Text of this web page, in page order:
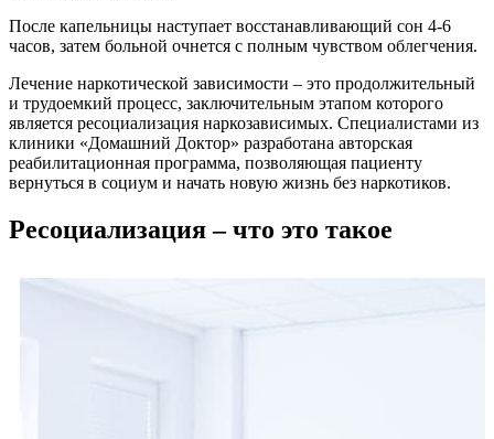
После капельницы наступает восстанавливающий сон 4-6
часов, затем больной очнется с полным чувством облегчения.
Лечение наркотической зависимости – это продолжительный
и трудоемкий процесс, заключительным этапом которого
является ресоциализация наркозависимых. Специалистами из
клиники «Домашний Доктор» разработана авторская
реабилитационная программа, позволяющая пациенту
вернуться в социум и начать новую жизнь без наркотиков.
Ресоциализация – что это такое